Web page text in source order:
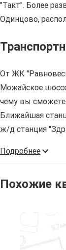
"Такт". Более
Одинцово,
От ЖК
Можайское
чему вы сможете
Ближайшая
ж/д станция
Подробнее
Похожие